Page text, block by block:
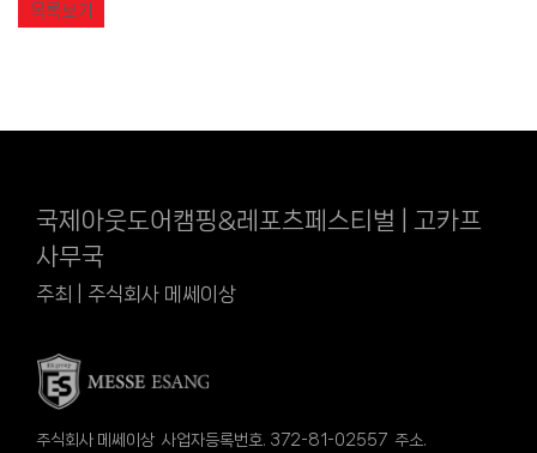
목록보기
국제아웃도어캠핑&레포츠페스티벌 | 고카프
사무국
주최 | 주식회사 메쎄이상
주식회사 메쎄이상 사업자등록번호. 372-81-02557 주소.